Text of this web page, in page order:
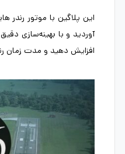
این پلاگین با موتور رندر
آوردید و با بهینه‌سازی
افزایش دهید و مدت زمان